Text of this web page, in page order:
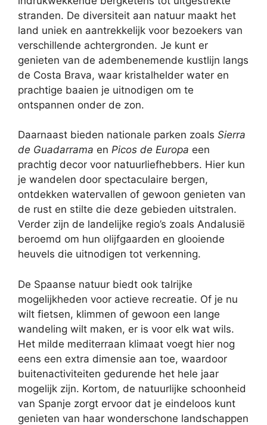
stranden. De diversiteit aan natuur maakt het
land uniek en aantrekkelijk voor bezoekers van
verschillende achtergronden. Je kunt er
genieten van de adembenemende kustlijn langs
de Costa Brava, waar kristalhelder water en
prachtige baaien je uitnodigen om te
ontspannen onder de zon.
Daarnaast bieden nationale parken zoals Sierra
de Guadarrama en Picos de Europa een
prachtig decor voor natuurliefhebbers. Hier kun
je wandelen door spectaculaire bergen,
ontdekken watervallen of gewoon genieten van
de rust en stilte die deze gebieden uitstralen.
Verder zijn de landelijke regio’s zoals Andalusië
beroemd om hun olijfgaarden en glooiende
heuvels die uitnodigen tot verkenning.
De Spaanse natuur biedt ook talrijke
mogelijkheden voor actieve recreatie. Of je nu
wilt fietsen, klimmen of gewoon een lange
wandeling wilt maken, er is voor elk wat wils.
Het milde mediterraan klimaat voegt hier nog
eens een extra dimensie aan toe, waardoor
buitenactiviteiten gedurende het hele jaar
mogelijk zijn. Kortom, de natuurlijke schoonheid
van Spanje zorgt ervoor dat je eindeloos kunt
genieten van haar wonderschone landschappen